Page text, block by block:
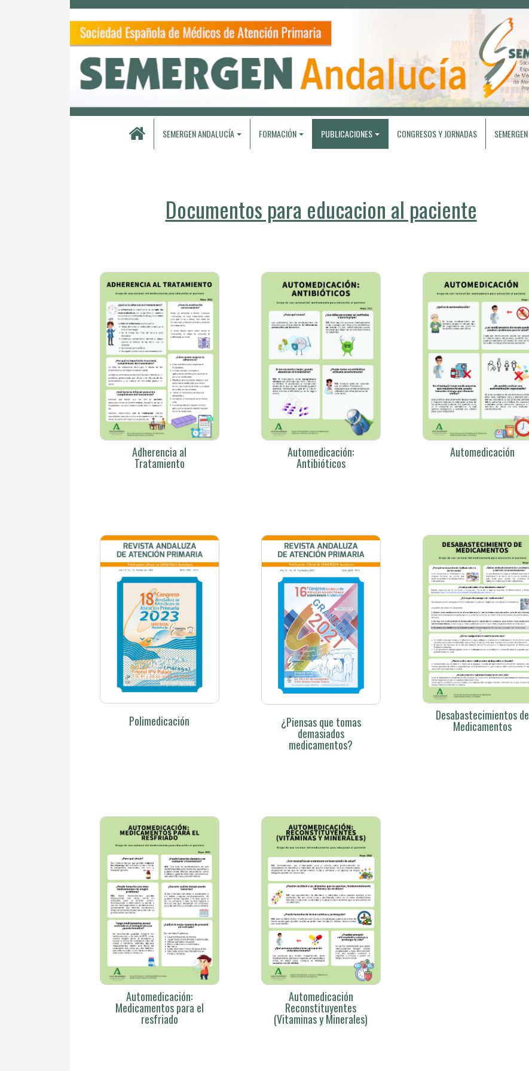
SEMERGEN ANDALUCÍA FORMACIÓN PUBLICACIONES CONGRESOS Y JORNADAS SEMERGEN
Documentos para educacion al paciente
Adherencia al
Tratamiento
Automedicación:
Antibióticos
Automedicación
Polimedicación ¿Piensas que tomas
demasiados
medicamentos?
Desabastecimientos de
Medicamentos
Automedicación:
Medicamentos para el
resfriado
Automedicación
Reconstituyentes
(Vitaminas y Minerales)